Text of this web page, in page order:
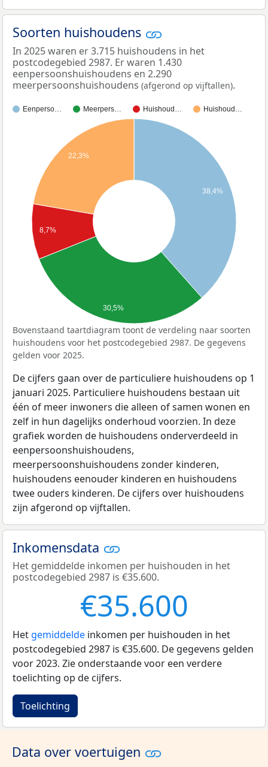
Soorten huishoudens
In 2025 waren er 3.715 huishoudens in het
postcodegebied 2987. Er waren 1.430
eenpersoonshuishoudens en 2.290
meerpersoonshuishoudens (afgerond op vijftallen).
Eenperso… Meerpers… Huishoud… Huishoud…
38,4%
22,3%
8,7%
30,5%
Bovenstaand taartdiagram toont de verdeling naar soorten
huishoudens voor het postcodegebied 2987. De gegevens
gelden voor 2025.
De cijfers gaan over de particuliere huishoudens op 1
januari 2025. Particuliere huishoudens bestaan uit
één of meer inwoners die alleen of samen wonen en
zelf in hun dagelijks onderhoud voorzien. In deze
grafiek worden de huishoudens onderverdeeld in
eenpersoonshuishoudens,
meerpersoonshuishoudens zonder kinderen,
huishoudens eenouder kinderen en huishoudens
twee ouders kinderen. De cijfers over huishoudens
zijn afgerond op vijftallen.
Inkomensdata
Het gemiddelde inkomen per huishouden in het
postcodegebied 2987 is €35.600.
€35.600
Het gemiddelde inkomen per huishouden in het
postcodegebied 2987 is €35.600. De gegevens gelden
voor 2023. Zie onderstaande voor een verdere
toelichting op de cijfers.
Toelichting
Data over voertuigen